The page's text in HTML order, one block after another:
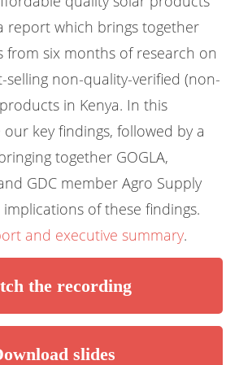
report which brings together
from six months of research on
non-quality-verified (non-
in Kenya. In this
key findings, followed by a
together GOGLA,
GDC member Agro Supply
of these findings.
and executive summary.
the recording
slides